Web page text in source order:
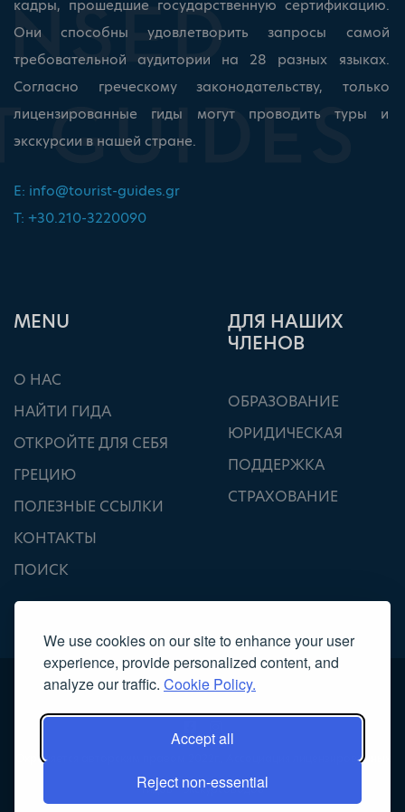
We use cookies on our site to enhance your user
experience, provide personalized content, and
analyze our traffic. Cookie Policy.
Accept all
Reject non-essential
кадры, прошедшие государственную сертификацию.
Они способны удовлетворить запросы самой
требовательной аудитории на 28 разных языках.
Согласно греческому законодательству, только
лицензированные гиды могут проводить туры и
экскурсии в нашей стране.
E: info@tourist-guides.gr
T: +30.210-3220090
ΜΕΝU
О НАС
НАЙТИ ГИДА
ОТКРОЙТЕ ДЛЯ СЕБЯ
ГРЕЦИЮ
ПОЛЕЗНЫЕ ССЫЛКИ
КОНТАКТЫ
ПОИСК
ДЛЯ НАШИХ
ЧЛЕНОВ
ОБРАЗОВАНИЕ
ЮРИДИЧЕСКАЯ
ПОДДЕРЖКА
СТРАХОВАНИЕ
Охраняется авторским правом 2022г., Ассоциация лицензированных
гидов – экскурсоводов